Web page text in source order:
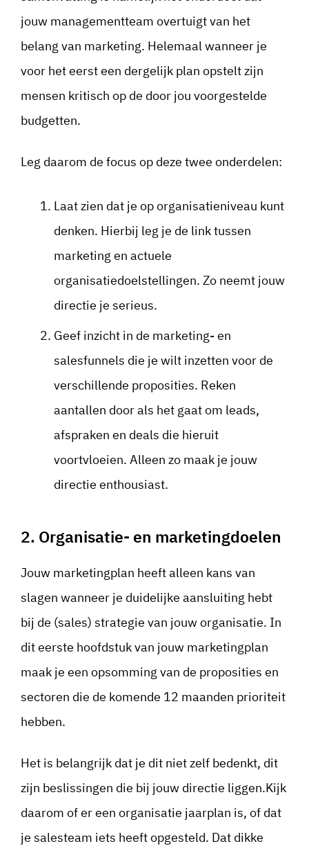
jouw managementteam overtuigt van het
belang van marketing. Helemaal wanneer je
voor het eerst een dergelijk plan opstelt zijn
mensen kritisch op de door jou voorgestelde
budgetten.
Leg daarom de focus op deze twee onderdelen:
Laat zien dat je op organisatieniveau kunt
denken. Hierbij leg je de link tussen
marketing en actuele
organisatiedoelstellingen. Zo neemt jouw
directie je serieus.
Geef inzicht in de marketing- en
salesfunnels die je wilt inzetten voor de
verschillende proposities. Reken
aantallen door als het gaat om leads,
afspraken en deals die hieruit
voortvloeien. Alleen zo maak je jouw
directie enthousiast.
2. Organisatie- en marketingdoelen
Jouw marketingplan heeft alleen kans van
slagen wanneer je duidelijke aansluiting hebt
bij de (sales) strategie van jouw organisatie. In
dit eerste hoofdstuk van jouw marketingplan
maak je een opsomming van de proposities en
sectoren die de komende 12 maanden prioriteit
hebben.
Het is belangrijk dat je dit niet zelf bedenkt, dit
zijn beslissingen die bij jouw directie liggen.Kijk
daarom of er een organisatie jaarplan is, of dat
je salesteam iets heeft opgesteld. Dat dikke